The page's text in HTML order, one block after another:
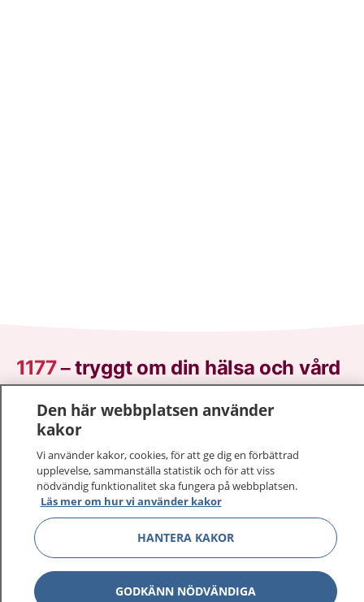
1177–tryggt om din hälsa och vård
På 1177.se får du råd om hälsa och information om
sjukdomar och vilka mottagningar du kan kontakta.
vårdärenden. Ring telefonnummer 1177 för
sjukvårdsrådgivning dygnet runt.
1177 ger dig råd när du vill må bättre.
Den här webbplatsen använder
kakor
Vi använder kakor, cookies, för att ge dig en förbättrad
upplevelse, sammanställa statistik och för att viss
nödvändig funktionalitet ska fungera på webbplatsen.
Läs mer om hur vi använder kakor
HANTERA KAKOR
GODKÄNN NÖDVÄNDIGA